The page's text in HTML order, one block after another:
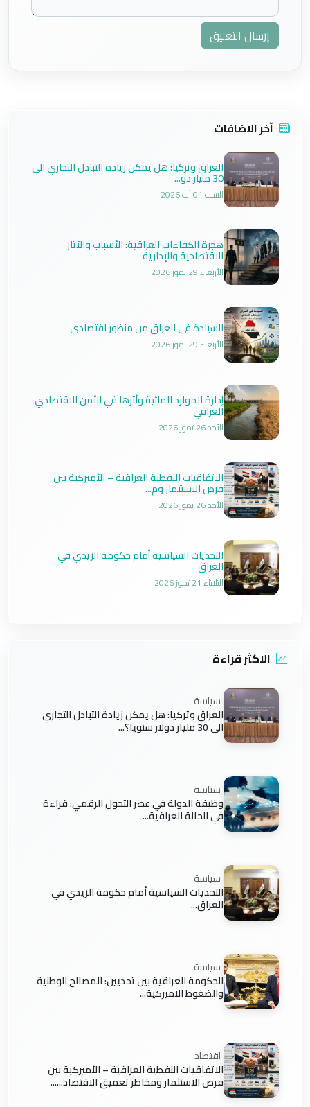
إرسال التعليق
آخر الاضافات
العراق وتركيا: هل يمكن زيادة التبادل التجاري الى
30 مليار دو...
السبت 01 آب 2026
هجرة الكفاءات العراقية: الأسباب والآثار
الاقتصادية والإدارية
الأربعاء 29 تموز 2026
السيادة في العراق من منظور اقتصادي
الأربعاء 29 تموز 2026
إدارة الموارد المائية وأثرها في الأمن الاقتصادي
العراقي
الأحد 26 تموز 2026
الاتفاقيات النفطية العراقية – الأميركية بين
فرص الاستثمار وم...
الأحد 26 تموز 2026
التحديات السياسية أمام حكومة الزيدي في
العراق
الثلاثاء 21 تموز 2026
الاكثر قراءة
سياسة
العراق وتركيا: هل يمكن زيادة التبادل التجاري
الى 30 مليار دولار سنويا؟...
سياسة
وظيفة الدولة في عصر التحول الرقمي: قراءة
في الحالة العراقية...
سياسة
التحديات السياسية أمام حكومة الزيدي في
العراق...
سياسة
الحكومة العراقية بين تحديين: المصالح الوطنية
والضغوط الاميركية...
اقتصاد
الاتفاقيات النفطية العراقية – الأميركية بين
فرص الاستثمار ومخاطر تعميق الاقتصاد......